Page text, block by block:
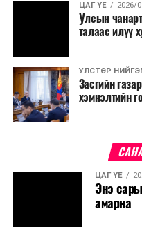
ЦАГ ҮЕ 2026/
Улсын
талаас илүү
УЛСТӨР
Засгийн
хэмнэлтийн
ЦАГ ҮЕ
Энэ
амарна